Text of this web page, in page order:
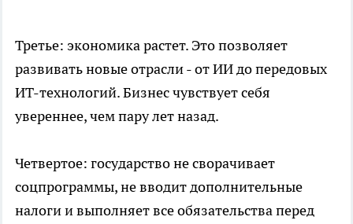
Третье: экономика растет. Это позволяет
развивать новые отрасли - от ИИ до передовых
ИТ-технологий. Бизнес чувствует себя
увереннее, чем пару лет назад.
Четвертое: государство не сворачивает
соцпрограммы, не вводит дополнительные
налоги и выполняет все обязательства перед